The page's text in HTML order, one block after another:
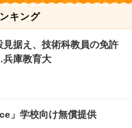
キング
見据え、技術科教員の免許
庫教育大
」学校向け無償提供